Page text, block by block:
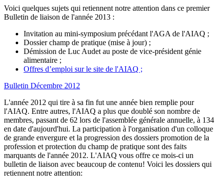
Voici quelques sujets qui retiennent notre attention dans ce premier
Bulletin de liaison de l'année 2013 :
Invitation au mini-symposium précédant l'AGA de l'AIAQ ;
Dossier champ de pratique (mise à jour) ;
Démission de Luc Audet au poste de vice-président génie
alimentaire ;
Offres d’emploi sur le site de l'AIAQ ;
Bulletin Décembre 2012
L'année 2012 qui tire à sa fin fut une année bien remplie pour
l'AIAQ. Entre autres, l'AIAQ a plus que doublé son nombre de
membres, passant de 62 lors de l'assemblée générale annuelle, à 134
en date d'aujourd'hui. La participation à l'organisation d'un colloque
de grande envergure et la progression des dossiers promotion de la
profession et protection du champ de pratique sont des faits
marquants de l'année 2012. L'AIAQ vous offre ce mois-ci un
bulletin de liaison avec beaucoup de contenu! Voici les dossiers qui
retiennent notre attention: